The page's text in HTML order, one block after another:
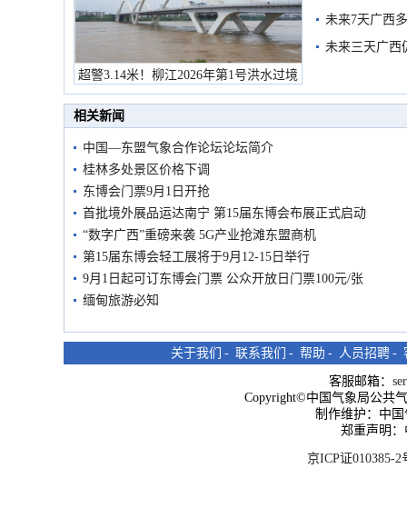
超警3.14米！柳江2026年第1号洪水过境
市民在堤岸见证汛况
未来7天广西
未来三天广西
相关新闻
中国—东盟气象合作论坛论坛简介
桂林多处景区价格下调
东博会门票9月1日开抢
首批境外展品运达南宁 第15届东博会布展正式启动
“数字广西”重磅来袭 5G产业抢滩东盟商机
第15届东博会轻工展将于9月12-15日举行
9月1日起可订东博会门票 公众开放日门票100元/张
缅甸旅游必知
关于我们 - 联系我们 - 帮助 - 人员招聘 -
客服邮箱：
Copyright©中国气象局公共
制作维护：中
郑重声明
京ICP证010385-2